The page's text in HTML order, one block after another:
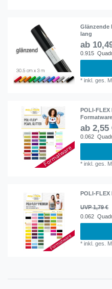
Glänzende
lang
ab
0.915
*inkl. ges.
POLI-
ab 2,55
0.062
*inkl. ges.
POLI-FLEX
UVP 1,79 €
0.062
*inkl. ges.